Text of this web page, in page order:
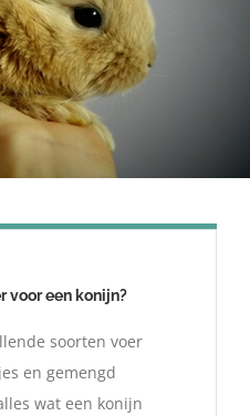
voor een konijn?
soorten voer
en gemengd
wat een konijn